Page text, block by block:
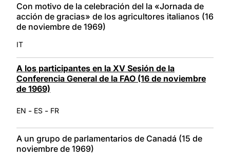
Con motivo de la celebración del la «Jornada de
acción de gracias» de los agricultores italianos (16
de noviembre de 1969)
IT
A los participantes en la XV Sesión de la
Conferencia General de la FAO (16 de noviembre
de 1969)
EN - ES - FR
A un grupo de parlamentarios de Canadá (15 de
noviembre de 1969)